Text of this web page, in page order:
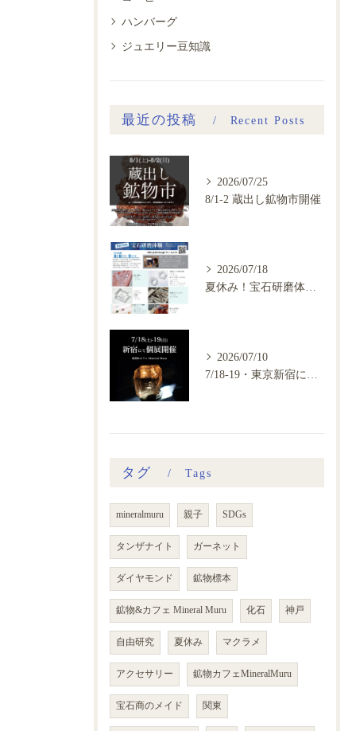
ハンバーグ
ジュエリー豆知識
最近の投稿 Recent Posts
2026/07/25
8/1-2 蔵出し鉱物市開催
2026/07/18
2026/07/10
タグ Tags
mineralmuru 親子 SDGs
タンザナイト ガーネット
ダイヤモンド 鉱物標本
鉱物&カフェ Mineral Muru 化石 神戸
自由研究 夏休み マクラメ
アクセサリー 鉱物カフェMineralMuru
宝石商のメイド 関東